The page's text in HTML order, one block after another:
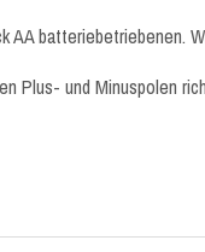
batteriebetriebenen.
Plus- und Minuspolen